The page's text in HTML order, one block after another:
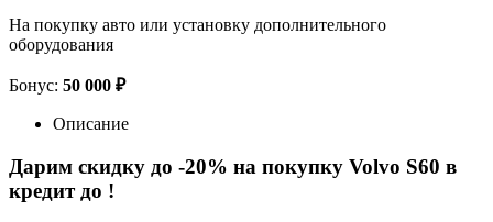
На покупку авто или установку дополнительного
оборудования
Бонус: 50 000 ₽
Описание
Дарим скидку до -20% на покупку Volvo S60 в
кредит до !